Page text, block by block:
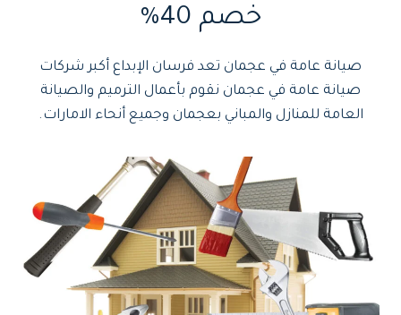
خصم 40%
صيانة عامة في عجمان تعد فرسان الإبداع أكبر شركات
صيانة عامة في عجمان نقوم بأعمال الترميم والصيانة
العامة للمنازل والمباني بعجمان وجميع أنحاء الامارات.